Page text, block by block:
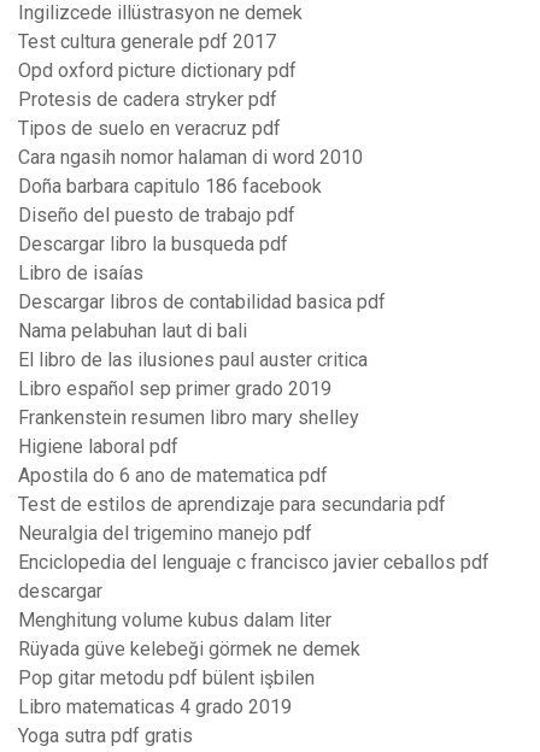
Ingilizcede illüstrasyon ne demek
Test cultura generale pdf 2017
Opd oxford picture dictionary pdf
Protesis de cadera stryker pdf
Tipos de suelo en veracruz pdf
Cara ngasih nomor halaman di word 2010
Doña barbara capitulo 186 facebook
Diseño del puesto de trabajo pdf
Descargar libro la busqueda pdf
Libro de isaías
Descargar libros de contabilidad basica pdf
Nama pelabuhan laut di bali
El libro de las ilusiones paul auster critica
Libro español sep primer grado 2019
Frankenstein resumen libro mary shelley
Higiene laboral pdf
Apostila do 6 ano de matematica pdf
Test de estilos de aprendizaje para secundaria pdf
Neuralgia del trigemino manejo pdf
Enciclopedia del lenguaje c francisco javier ceballos pdf
descargar
Menghitung volume kubus dalam liter
Rüyada güve kelebeği görmek ne demek
Pop gitar metodu pdf bülent işbilen
Libro matematicas 4 grado 2019
Yoga sutra pdf gratis